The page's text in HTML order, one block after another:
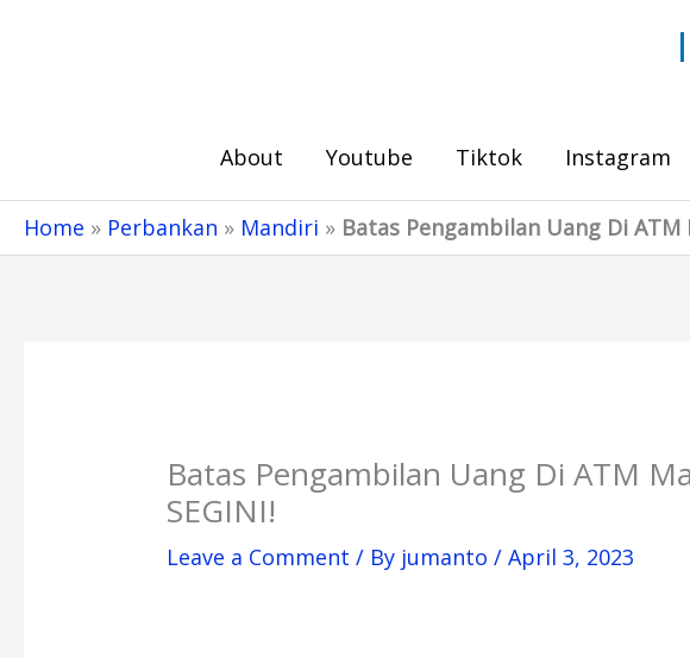
About Youtube Tiktok Instagram
Home » Perbankan » Mandiri » Batas Pengambilan Uang Di
Batas Pengambilan Uang Di ATM
SEGINI!
Leave a Comment / By jumanto/April 3, 2023